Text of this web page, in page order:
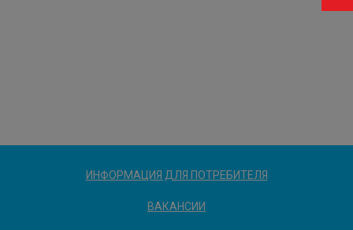
ИНФОРМАЦИЯ ДЛЯ ПОТРЕБИТЕЛЯ
ВАКАНСИИ